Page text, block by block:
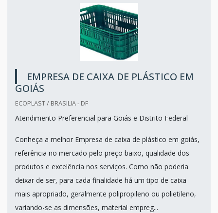
EMPRESA DE CAIXA DE PLÁSTICO EM
GOIÁS
ECOPLAST / BRASILIA - DF
Atendimento Preferencial para Goiás e Distrito Federal
Conheça a melhor Empresa de caixa de plástico em goiás,
referência no mercado pelo preço baixo, qualidade dos
produtos e excelência nos serviços. Como não poderia
deixar de ser, para cada finalidade há um tipo de caixa
mais apropriado, geralmente polipropileno ou polietileno,
variando-se as dimensões, material empreg...